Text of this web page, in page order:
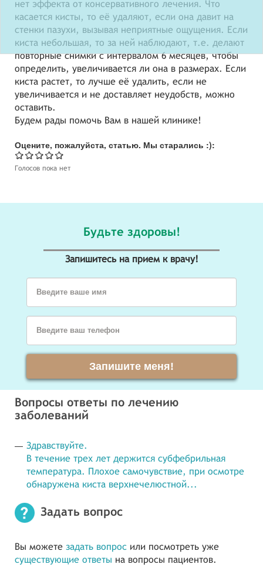
нет эффекта от консервативного лечения. Что
касается кисты, то её удаляют, если она давит на
стенки пазухи, вызывая неприятные ощущения. Если
киста небольшая, то за ней наблюдают, т.е. делают
повторные снимки с интервалом 6 месяцев, чтобы
определить, увеличивается ли она в размерах. Если
киста растет, то лучше её удалить, если не
увеличивается и не доставляет неудобств, можно
оставить.
Будем рады помочь Вам в нашей клинике!
Оцените, пожалуйста, статью. Мы старались :):
Голосов пока нет
Будьте здоровы!
Запишитесь на прием к врачу!
Введите ваше имя
Введите ваш телефон
Запишите меня!
Вопросы ответы по лечению
заболеваний
Здравствуйте.
В течение трех лет держится субфебрильная
температура. Плохое самочувствие, при осмотре
обнаружена киста верхнечелюстной...
Задать вопрос
Вы можете задать вопрос или посмотреть уже
существующие ответы на вопросы пациентов.